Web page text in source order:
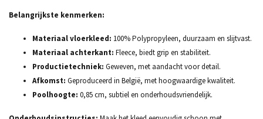
Belangrijkste kenmerken:
Materiaal vloerkleed: 100% Polypropyleen, duurzaam en slijtvast.
Materiaal achterkant: Fleece, biedt grip en stabiliteit.
Productietechniek: Geweven, met aandacht voor detail.
Afkomst: Geproduceerd in België, met hoogwaardige kwaliteit.
Poolhoogte: 0,85 cm, subtiel en onderhoudsvriendelijk.